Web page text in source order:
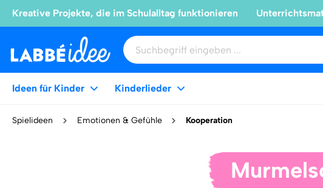
Kreative Projekte, die im Schulalltag funktionieren
Ideen für Kinder Kinderlieder
Spielideen Emotionen & Gefühle Kooperation